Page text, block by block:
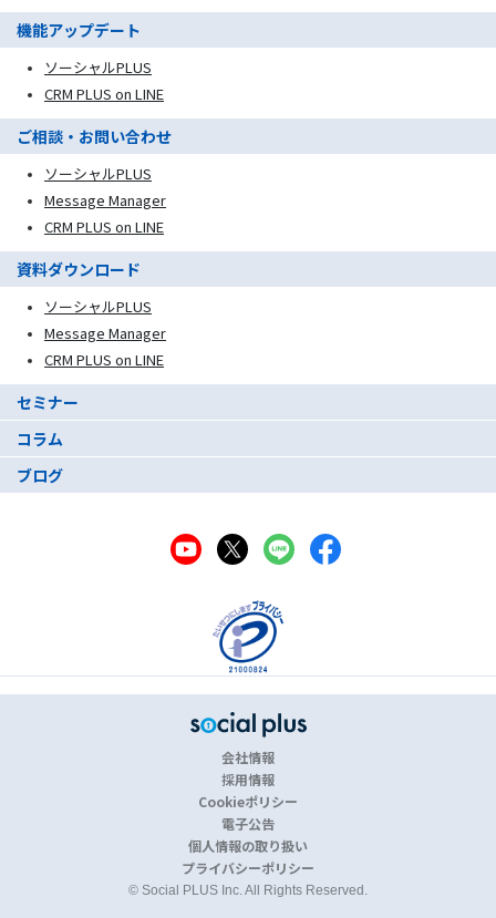
機能アップデート
ソーシャルPLUS
CRM PLUS on LINE
ご相談・お問い合わせ
ソーシャルPLUS
Message Manager
CRM PLUS on LINE
資料ダウンロード
ソーシャルPLUS
Message Manager
CRM PLUS on LINE
セミナー
コラム
ブログ
会社情報
採用情報
Cookieポリシー
電子公告
個人情報の取り扱い
プライバシーポリシー
© Social PLUS Inc. All Rights Reserved.